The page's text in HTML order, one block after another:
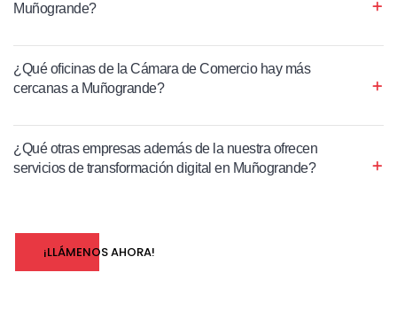
Muñogrande?
¿Qué oficinas de la Cámara de Comercio hay más
cercanas a Muñogrande?
¿Qué otras empresas además de la nuestra ofrecen
servicios de transformación digital en Muñogrande?
¡LLÁMENOS AHORA!